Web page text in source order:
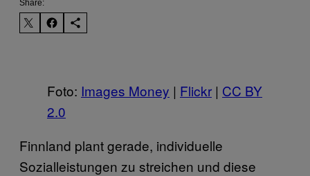
Share:
Foto: Images Money | Flickr | CC BY
2.0
Finnland plant gerade, individuelle
Sozialleistungen zu streichen und diese